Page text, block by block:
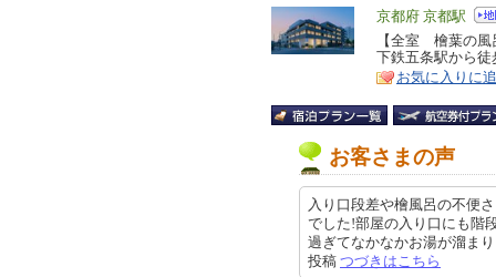
エ
リ
ア
京都府 京都駅
特
徴
【全室 檜葉の風
下鉄五条駅から徒
お気に入りに
お客さまの声
入り口段差や檜風呂の不便
でした!部屋の入り口にも階
過ぎてなかなかお湯が溜ま
投稿 つづきはこちら